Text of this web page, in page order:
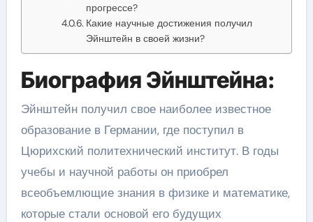
прогрессе?
Какие научные достижения получил
Эйнштейн в своей жизни?
Биография Эйнштейна:
Эйнштейн получил свое наиболее известное
образование в Германии, где поступил в
Цюрихский политехнический институт. В годы
учебы и научной работы он приобрел
всеобъемлющие знания в физике и математике,
которые стали основой его будущих